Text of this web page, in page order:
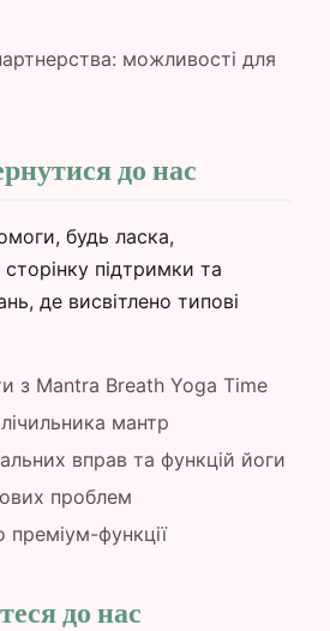
можливості для
до нас
будь ласка,
підтримки та
де висвітлено типові
з Mantra Breath Yoga Time
мантр
вправ та функцій йоги
проблем
преміум-функції
до нас